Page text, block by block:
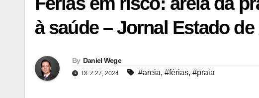
à saúde – Jornal Estado
By Daniel Wege
DEZ 27, 2024 #areia, #férias, #praia